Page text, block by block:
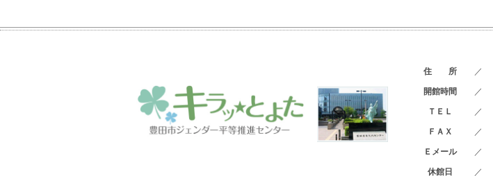
住 所 ／
開館時間 ／
ＴＥＬ ／
ＦＡＸ ／
Ｅメール ／
休館日 ／